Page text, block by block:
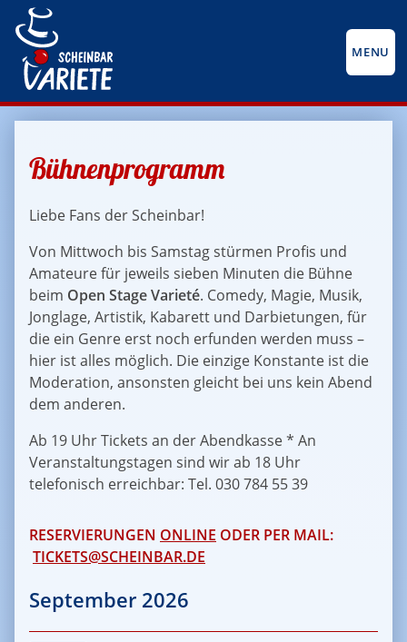
MENU
Bühnenprogramm
Liebe Fans der Scheinbar!
Von Mittwoch bis Samstag stürmen Profis und
Amateure für jeweils sieben Minuten die Bühne
beim Open Stage Varieté. Comedy, Magie, Musik,
Jonglage, Artistik, Kabarett und Darbietungen, für
die ein Genre erst noch erfunden werden muss –
hier ist alles möglich. Die einzige Konstante ist die
Moderation, ansonsten gleicht bei uns kein Abend
dem anderen.
Ab 19 Uhr Tickets an der Abendkasse * An
Veranstaltungstagen sind wir ab 18 Uhr
telefonisch erreichbar: Tel. 030 784 55 39
RESERVIERUNGEN ONLINE ODER PER MAIL:
TICKETS@SCHEINBAR.DE
September 2026